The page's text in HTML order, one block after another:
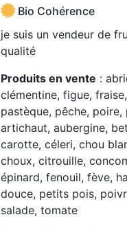
Bio Cohérence
je suis un vendeur de
qualité
Produits en vente :
clémentine, figue,
pastèque, pêche, poire,
artichaut, aubergine,
carotte, céleri, chou
choux, citrouille,
épinard, fenouil, fève,
douce, petits pois,
salade, tomate